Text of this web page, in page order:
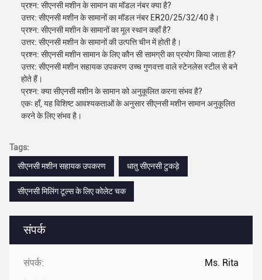
संपर्क
संपर्क: Ms. Rita
प्रश्न: सीएनसी मशीन के सामान का मॉडल नंबर क्या है?
उत्तर: सीएनसी मशीन के सामानों का मॉडल नंबर ER20/25/32/40 है।
प्रश्न: सीएनसी मशीन के सामानों का मूल स्थान कहाँ है?
उत्तर: सीएनसी मशीन के सामानों की उत्पत्ति चीन में होती है।
प्रश्न: सीएनसी मशीन सामान के लिए कौन सी सामग्री का प्रयोग किया जाता है?
उत्तर: सीएनसी मशीन सहायक उपकरण उच्च गुणवत्ता वाले स्टेनलेस स्टील से बने
होते हैं।
प्रश्न: क्या सीएनसी मशीन के सामान को अनुकूलित करना संभव है?
एकः हाँ, यह विशिष्ट आवश्यकताओं के अनुसार सीएनसी मशीन सामान अनुकूलित
करने के लिए संभव है।
Tags:
सीएनसी मशीन सहायक उपकरण
धातु सीएनसी टुकड़े
सीएनसी मिलिंग टूल्स के लिए कोलेट चक